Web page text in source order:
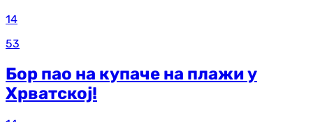
14
53
Бор пао на купаче на плажи у
Хрватској!